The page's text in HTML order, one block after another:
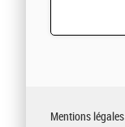
Mentions légales